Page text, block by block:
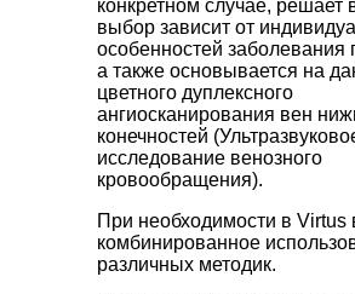
конкретном случае, решает
выбор зависит от
особенностей заболевания
а также основывается на
цветного дуплексного
ангиосканирования вен
конечностей
исследование венозного
кровообращения).
При необходимости в Virtus
комбинированное
различных методик.